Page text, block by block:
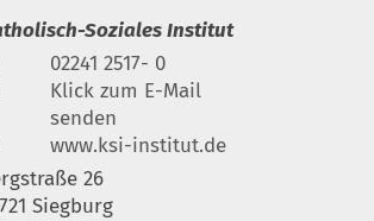
Soziales Institut
02241 2517- 0
Klick zum E-Mail
senden
www.ksi-institut.de
26
Siegburg